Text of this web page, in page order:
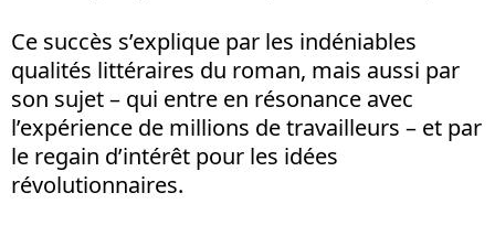
Ce succès s’explique par les indéniables
qualités littéraires du roman, mais aussi par
son sujet – qui entre en résonance avec
l’expérience de millions de travailleurs – et par
le regain d’intérêt pour les idées
révolutionnaires.